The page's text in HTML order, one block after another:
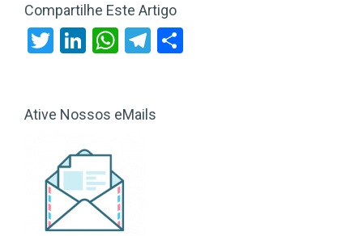
Compartilhe Este Artigo
Twitter
LinkedIn
WhatsApp
Telegram
Ative Nossos eMails